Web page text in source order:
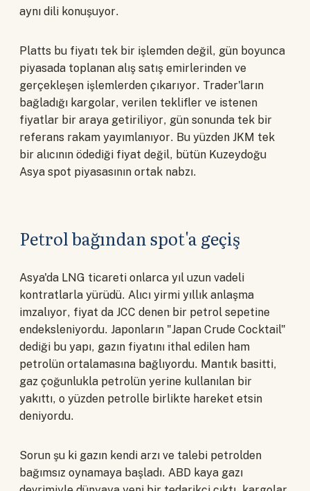
aynı dili konuşuyor.
Platts bu fiyatı tek bir işlemden değil, gün boyunca
piyasada toplanan alış satış emirlerinden ve
gerçekleşen işlemlerden çıkarıyor. Trader'ların
bağladığı kargolar, verilen teklifler ve istenen
fiyatlar bir araya getiriliyor, gün sonunda tek bir
referans rakam yayımlanıyor. Bu yüzden JKM tek
bir alıcının ödediği fiyat değil, bütün Kuzeydoğu
Asya spot piyasasının ortak nabzı.
Petrol bağından spot'a geçiş
Asya'da LNG ticareti onlarca yıl uzun vadeli
kontratlarla yürüdü. Alıcı yirmi yıllık anlaşma
imzalıyor, fiyat da JCC denen bir petrol sepetine
endeksleniyordu. Japonların "Japan Crude Cocktail"
dediği bu yapı, gazın fiyatını ithal edilen ham
petrolün ortalamasına bağlıyordu. Mantık basitti,
gaz çoğunlukla petrolün yerine kullanılan bir
yakıttı, o yüzden petrolle birlikte hareket etsin
deniyordu.
Sorun şu ki gazın kendi arzı ve talebi petrolden
bağımsız oynamaya başladı. ABD kaya gazı